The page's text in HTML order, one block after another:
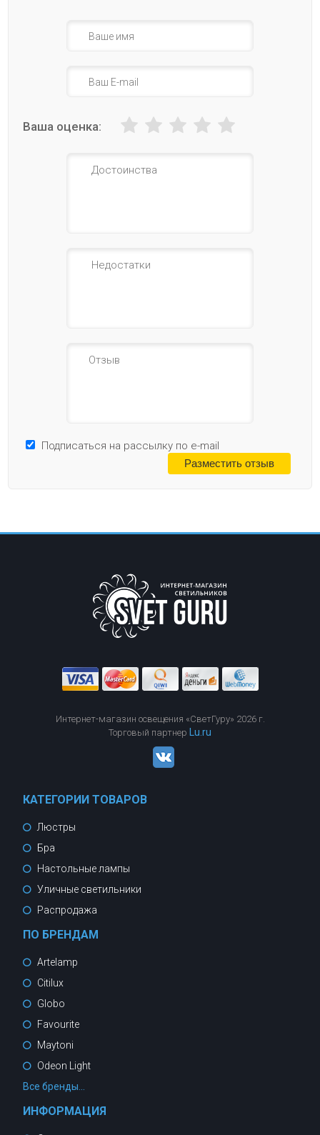
Ваша оценка:
Подписаться на рассылку по e-mail
Интернет-магазин освещения «СветГуру» 2026 г.
Торговый партнер Lu.ru
КАТЕГОРИИ ТОВАРОВ
Люстры
Бра
Настольные лампы
Уличные светильники
Распродажа
ПО БРЕНДАМ
Artelamp
Citilux
Globo
Favourite
Maytoni
Odeon Light
Все бренды...
ИНФОРМАЦИЯ